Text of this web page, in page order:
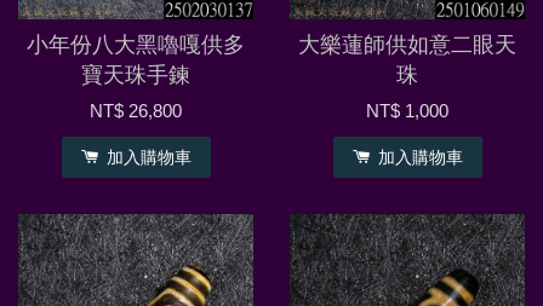
小年份八大黑嚕嘎供多
寶天珠手鍊
NT$ 26,800
加入購物車
大樂蓮師供如意二眼天
珠
NT$ 1,000
加入購物車